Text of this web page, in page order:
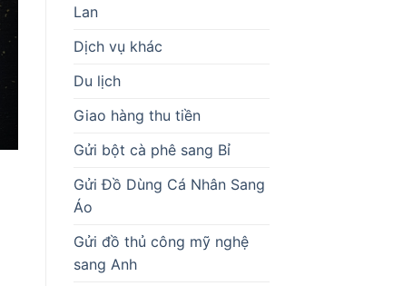
Lan
Dịch vụ khác
Du lịch
Giao hàng thu tiền
Gửi bột cà phê sang Bỉ
Gửi Đồ Dùng Cá Nhân Sang
Áo
Gửi đồ thủ công mỹ nghệ
sang Anh